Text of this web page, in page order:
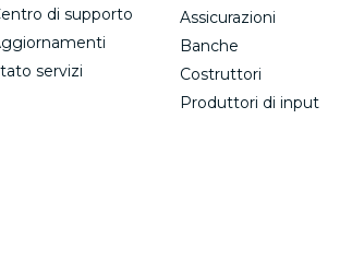
di supporto
servizi
Assicurazioni
Banche
Costruttori
Produttori di input